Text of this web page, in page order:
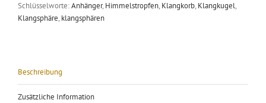
Schlüsselworte:Anhänger, Himmelstropfen, Klangkorb, Klangkugel,
Klangsphäre, klangsphären
Beschreibung
Zusätzliche Information